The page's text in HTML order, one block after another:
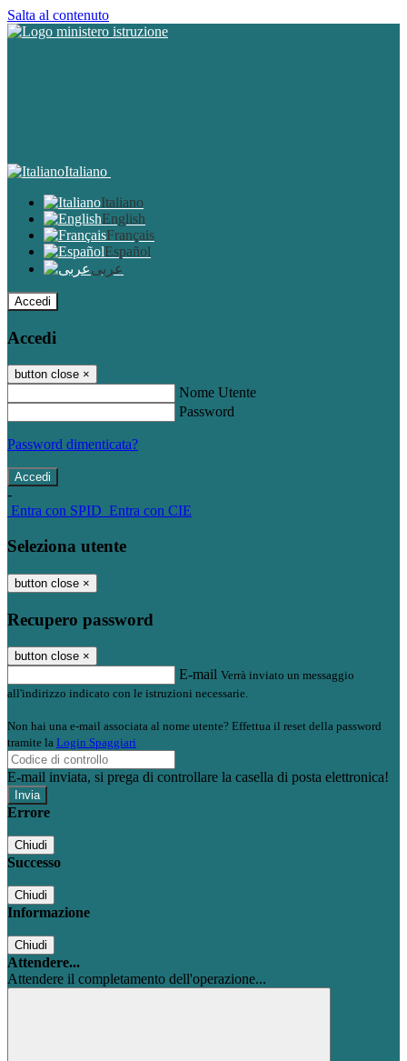
Salta al contenuto
Italiano
Italiano
English
Français
Español
عربى
Accedi
Accedi
button close ×
Nome Utente
Password
Password dimenticata?
-
Entra con SPID Entra con CIE
Seleziona utente
button close ×
Recupero password
button close ×
E-mail Verrà inviato un messaggio
all'indirizzo indicato con le istruzioni necessarie.
Non hai una e-mail associata al nome utente? Effettua il reset della password
tramite la Login Spaggiari
E-mail inviata, si prega di controllare la casella di posta elettronica!
Errore
Chiudi
Successo
Chiudi
Informazione
Chiudi
Attendere...
Attendere il completamento dell'operazione...